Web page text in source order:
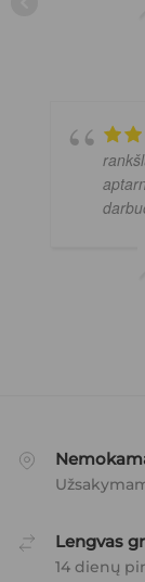
Lengvas
14 dienų